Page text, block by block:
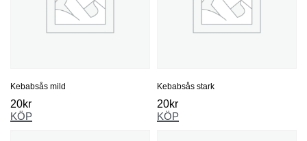
Kebabsås mild
20kr
KÖP
Kebabsås stark
20kr
KÖP